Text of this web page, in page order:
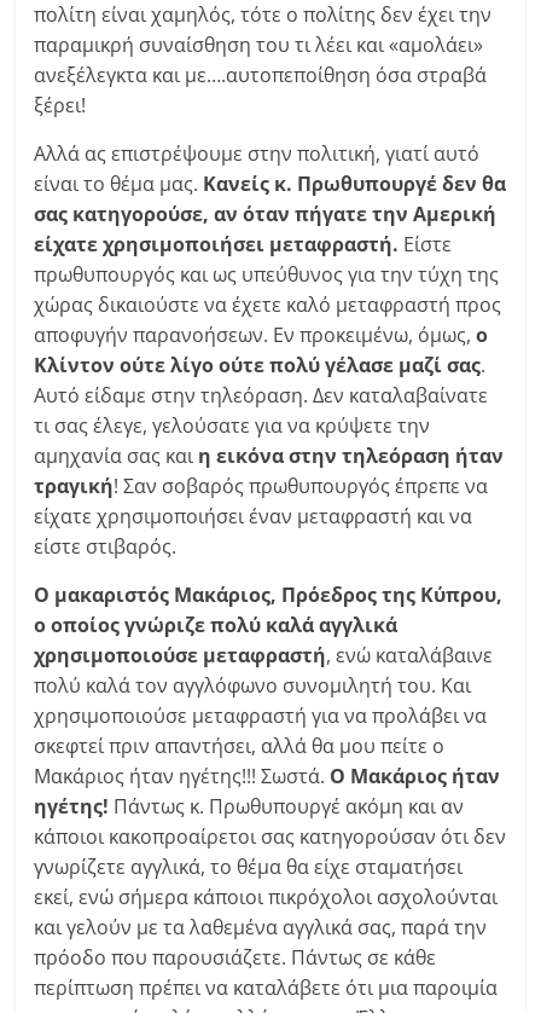
πολίτη είναι χαμηλός, τότε ο πολίτης δεν έχει την
παραμικρή συναίσθηση του τι λέει και «αμολάει»
ανεξέλεγκτα και με….αυτοπεποίθηση όσα στραβά
ξέρει!
Αλλά ας επιστρέψουμε στην πολιτική, γιατί αυτό
είναι το θέμα μας. Κανείς κ. Πρωθυπουργέ δεν θα
σας κατηγορούσε, αν όταν πήγατε την Αμερική
είχατε χρησιμοποιήσει μεταφραστή. Είστε
πρωθυπουργός και ως υπεύθυνος για την τύχη της
χώρας δικαιούστε να έχετε καλό μεταφραστή προς
αποφυγήν παρανοήσεων. Εν προκειμένω, όμως,ο
Κλίντον ούτε λίγο ούτε πολύ γέλασε μαζί σας.
Αυτό είδαμε στην τηλεόραση. Δεν καταλαβαίνατε
τι σας έλεγε, γελούσατε για να κρύψετε την
αμηχανία σας και η εικόνα στην τηλεόραση ήταν
τραγική! Σαν σοβαρός πρωθυπουργός έπρεπε να
είχατε χρησιμοποιήσει έναν μεταφραστή και να
είστε στιβαρός.
Ο μακαριστός Μακάριος, Πρόεδρος της Κύπρου,
ο οποίος γνώριζε πολύ καλά αγγλικά
χρησιμοποιούσε μεταφραστή, ενώ καταλάβαινε
πολύ καλά τον αγγλόφωνο συνομιλητή του. Και
χρησιμοποιούσε μεταφραστή για να προλάβει να
σκεφτεί πριν απαντήσει, αλλά θα μου πείτε ο
Μακάριος ήταν ηγέτης!!! Σωστά. Ο Μακάριος ήταν
ηγέτης! Πάντως κ. Πρωθυπουργέ ακόμη και αν
κάποιοι κακοπροαίρετοι σας κατηγορούσαν ότι δεν
γνωρίζετε αγγλικά, το θέμα θα είχε σταματήσει
εκεί, ενώ σήμερα κάποιοι πικρόχολοι ασχολούνται
και γελούν με τα λαθεμένα αγγλικά σας, παρά την
πρόοδο που παρουσιάζετε. Πάντως σε κάθε
περίπτωση πρέπει να καταλάβετε ότι μια παροιμία